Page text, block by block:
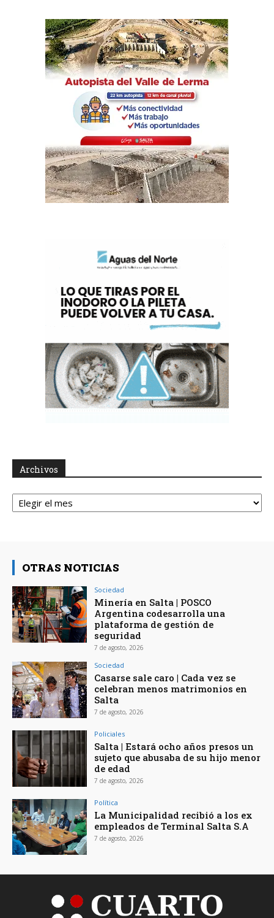
Archivos
Archivos
OTRAS NOTICIAS
Sociedad
Minería en Salta | POSCO
Argentina codesarrolla una
plataforma de gestión de
seguridad
7 de agosto, 2026
Sociedad
Casarse sale caro | Cada vez se
celebran menos matrimonios en
Salta
7 de agosto, 2026
Policiales
Salta | Estará ocho años presos un
sujeto que abusaba de su hijo menor
de edad
7 de agosto, 2026
Política
La Municipalidad recibió a los ex
empleados de Terminal Salta S.A
7 de agosto, 2026